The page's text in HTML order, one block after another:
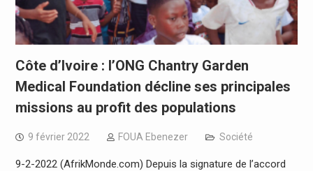
Côte d’Ivoire : l’ONG Chantry Garden
Medical Foundation décline ses principales
missions au profit des populations
9 février 2022 FOUA Ebenezer Société
9-2-2022 (AfrikMonde.com) Depuis la signature de l’accord